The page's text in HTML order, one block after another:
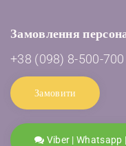
Замовлення
+38 (098) 8-500-700
Замовити
Viber | Whatsapp